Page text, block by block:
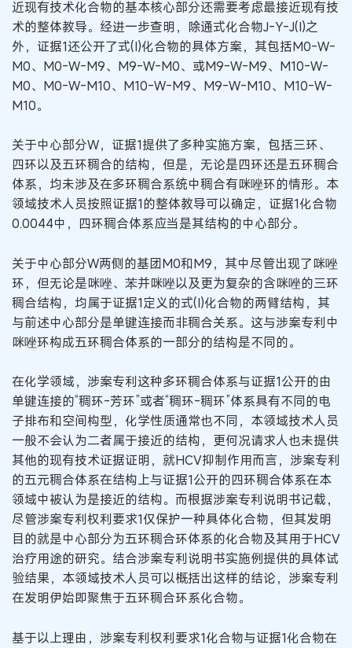
近现有技术化合物的基本核心部分还需要考虑最接近现有技
术的整体教导。经进一步查明，除通式化合物J-Y-J(I)之
外，证据1还公开了式(I)化合物的具体方案，其包括M0-W-
M0、M0-W-M9、M9-W-M0、或M9-W-M9、M10-W-
M0、M0-W-M10、M10-W-M9、M9-W-M10、M10-W-
M10。
关于中心部分W，证据1提供了多种实施方案，包括三环、
四环以及五环稠合的结构，但是，无论是四环还是五环稠合
体系，均未涉及在多环稠合系统中稠合有咪唑环的情形。本
领域技术人员按照证据1的整体教导可以确定，证据1化合物
0.0044中，四环稠合体系应当是其结构的中心部分。
关于中心部分W两侧的基团M0和M9，其中尽管出现了咪唑
环，但无论是咪唑、苯并咪唑以及更为复杂的含咪唑的三环
稠合结构，均属于证据1定义的式(I)化合物的两臂结构，其
与前述中心部分是单键连接而非稠合关系。这与涉案专利中
咪唑环构成五环稠合体系的一部分的结构是不同的。
在化学领域，涉案专利这种多环稠合体系与证据1公开的由
单键连接的“稠环-芳环”或者“稠环-稠环”体系具有不同的电
子排布和空间构型，化学性质通常也不同，本领域技术人员
一般不会认为二者属于接近的结构，更何况请求人也未提供
其他的现有技术证据证明，就HCV抑制作用而言，涉案专利
的五元稠合体系在结构上与证据1公开的四环稠合体系在本
领域中被认为是接近的结构。而根据涉案专利说明书记载，
尽管涉案专利权利要求1仅保护一种具体化合物，但其发明
目的就是中心部分为五环稠合环体系的化合物及其用于HCV
治疗用途的研究。结合涉案专利说明书实施例提供的具体试
验结果，本领域技术人员可以概括出这样的结论，涉案专利
在发明伊始即聚焦于五环稠合环系化合物。
基于以上理由，涉案专利权利要求1化合物与证据1化合物在